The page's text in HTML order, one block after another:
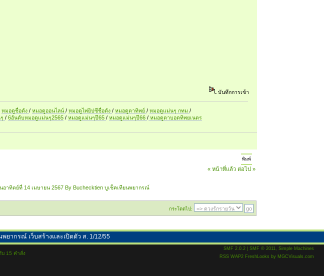
บันทึกการเข้า
หมอดูชื่อดัง/หมอดูออนไลน์/หมอดูไพ่ยิปซีชื่อดัง/หมอดูตาทิพย์/หมอดูแม่นๆ กทม/
ๆ/6อันดับหมอดูแม่นๆ2565 /หมอดูแม่นๆปี65/หมอดูแม่นๆปี66/ หมอดูตาบอดทิพยเนตร
พิมพ์
« หน้าที่แล้ว ต่อไป »
อาทิตย์ที่ 14 เมษายน 2567 By Buchecktien บูเช็คเทียนพยากรณ์
กระโดดไป:
ยากรณ์ เว็บสร้างและเปิดตัว ส. 1/12/55
SMF 2.0.2 SMF © 2011, Simple Machines
RSS WAP2 FreshLooks by MGCVisuals.com
15 คำสั่ง